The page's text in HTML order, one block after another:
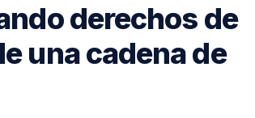
derechos de
una cadena de